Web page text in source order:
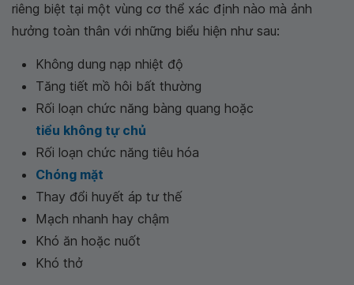
riêng biệt tại một vùng cơ thể xác định nào mà ảnh
hưởng toàn thân với những biểu hiện như sau:
Không dung nạp nhiệt độ
Tăng tiết mồ hôi bất thường
Rối loạn chức năng bàng quang hoặc
tiểu không tự chủ
Rối loạn chức năng tiêu hóa
Chóng mặt
Thay đổi huyết áp tư thế
Mạch nhanh hay chậm
Khó ăn hoặc nuốt
Khó thở